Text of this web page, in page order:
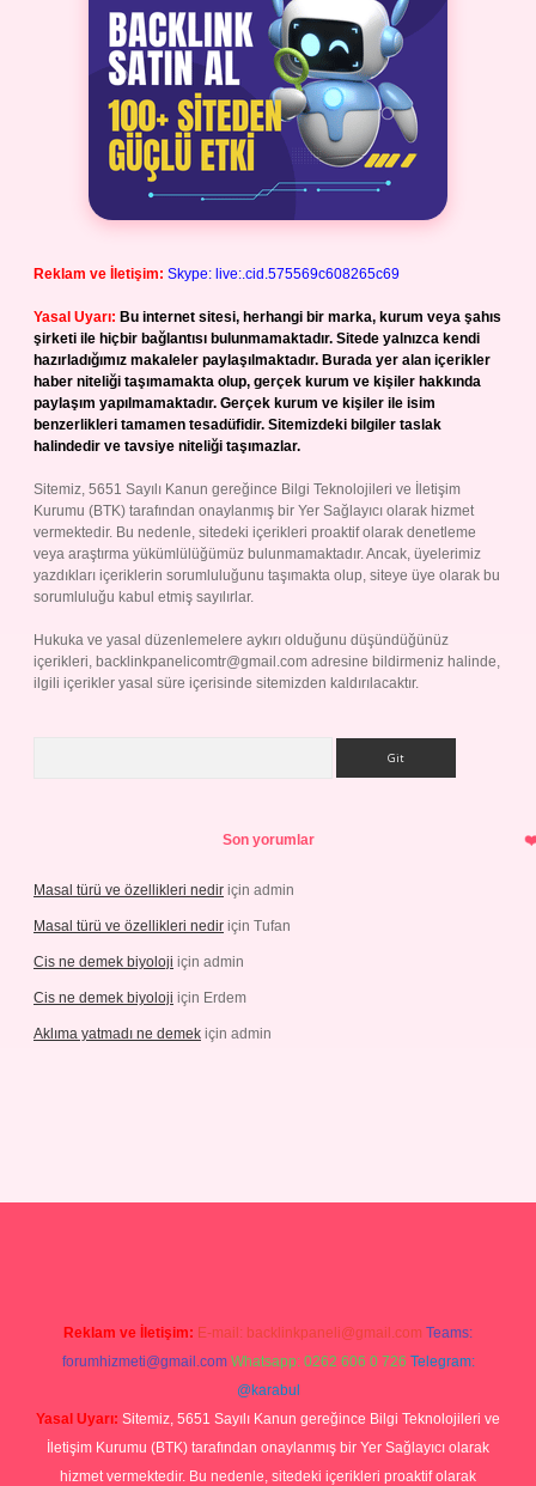
Reklam ve İletişim: Skype: live:.cid.575569c608265c69
Yasal Uyarı: Bu internet sitesi, herhangi bir marka, kurum veya şahıs
şirketi ile hiçbir bağlantısı bulunmamaktadır. Sitede yalnızca kendi
hazırladığımız makaleler paylaşılmaktadır. Burada yer alan içerikler
haber niteliği taşımamakta olup, gerçek kurum ve kişiler hakkında
paylaşım yapılmamaktadır. Gerçek kurum ve kişiler ile isim
benzerlikleri tamamen tesadüfidir. Sitemizdeki bilgiler taslak
halindedir ve tavsiye niteliği taşımazlar.
Sitemiz, 5651 Sayılı Kanun gereğince Bilgi Teknolojileri ve İletişim
Kurumu (BTK) tarafından onaylanmış bir Yer Sağlayıcı olarak hizmet
vermektedir. Bu nedenle, sitedeki içerikleri proaktif olarak denetleme
veya araştırma yükümlülüğümüz bulunmamaktadır. Ancak, üyelerimiz
yazdıkları içeriklerin sorumluluğunu taşımakta olup, siteye üye olarak bu
sorumluluğu kabul etmiş sayılırlar.
Hukuka ve yasal düzenlemelere aykırı olduğunu düşündüğünüz
içerikleri, backlinkpanelicomtr@gmail.com adresine bildirmeniz halinde,
ilgili içerikler yasal süre içerisinde sitemizden kaldırılacaktır.
Son yorumlar
Masal türü ve özellikleri nedir için admin
Masal türü ve özellikleri nedir için Tufan
Cis ne demek biyoloji için admin
Cis ne demek biyoloji için Erdem
Aklıma yatmadı ne demek için admin
Reklam ve İletişim: E-mail: backlinkpaneli@gmail.com Teams:
forumhizmeti@gmail.com Whatsapp: 0262 606 0 726 Telegram:
@karabul
Yasal Uyarı: Sitemiz, 5651 Sayılı Kanun gereğince Bilgi Teknolojileri ve
İletişim Kurumu (BTK) tarafından onaylanmış bir Yer Sağlayıcı olarak
hizmet vermektedir. Bu nedenle, sitedeki içerikleri proaktif olarak